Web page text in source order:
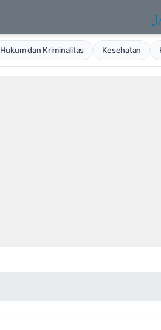
Hukum dan Kriminalitas Kesehatan